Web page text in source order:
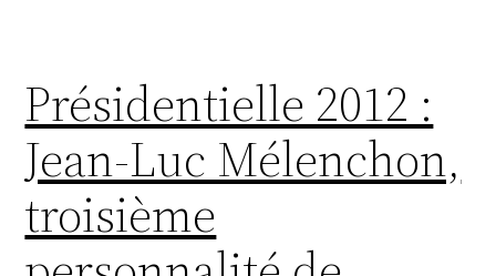
Présidentielle 2012 :
Jean-Luc Mélenchon,
troisième